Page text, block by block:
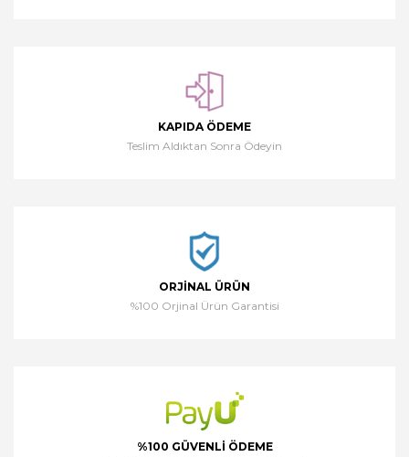
KAPIDA ÖDEME
Teslim Aldıktan Sonra Ödeyin
ORJINAL ÜRÜN
%100 Orjinal Ürün Garantisi
%100 GÜVENLI ÖDEME